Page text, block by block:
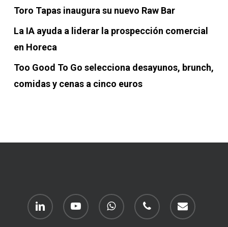
Toro Tapas inaugura su nuevo Raw Bar
La IA ayuda a liderar la prospección comercial
en Horeca
Too Good To Go selecciona desayunos, brunch,
comidas y cenas a cinco euros
linkedin youtube whatsapp phone email